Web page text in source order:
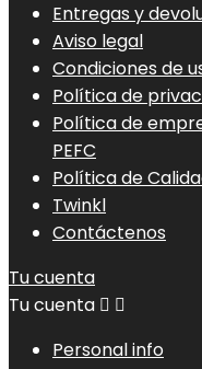
Entregas y
Aviso legal
Condiciones de
Política de
Política de
PEFC
Política de
Twinkl
Contáctenos
Tu cuenta
Tu cuenta  
Personal info